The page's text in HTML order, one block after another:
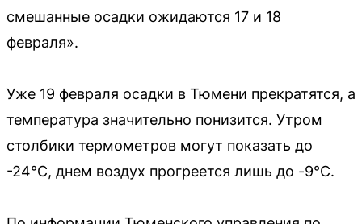
смешанные осадки ожидаются 17 и 18
февраля».
Уже 19 февраля осадки в Тюмени прекратятся, а
температура значительно понизится. Утром
столбики термометров могут показать до
-24°C, днем воздух прогреется лишь до -9°C.